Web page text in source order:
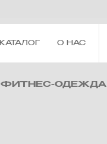
КАТАЛОГ О НАС
ФИТНЕС-ОДЕЖДА